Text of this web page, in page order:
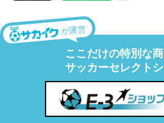
が運営
ここだけの特別な
サッカーセレクトシ